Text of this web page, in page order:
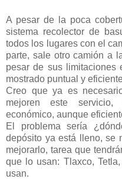
A pesar de la poca
sistema recolector de
todos los lugares con el
parte, sale otro camión a
pesar de sus limitaciones
mostrado puntual y
Creo que ya es
mejoren este
económico, aunque
El problema sería
depósito ya está lleno, se
mejorarlo, tarea que
que lo usan: Tlaxco,
usan.